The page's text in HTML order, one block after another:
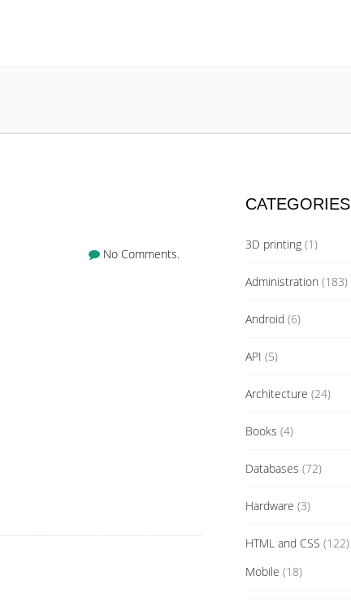
No Comments.
CATEGORIES
3D printing(1)
Administration (183)
Android (6)
API (5)
Architecture (24)
Books (4)
Databases (72)
Hardware (3)
HTML and CSS (122)
Mobile (18)